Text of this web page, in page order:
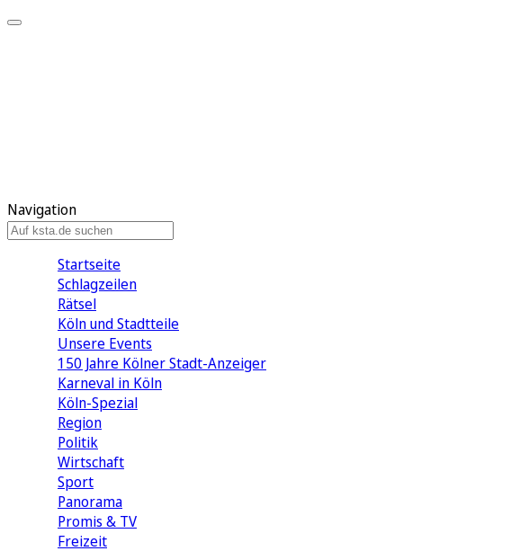
Navigation
Startseite
Schlagzeilen
Rätsel
Köln und Stadtteile
Unsere Events
150 Jahre Kölner Stadt-Anzeiger
Karneval in Köln
Köln-Spezial
Region
Politik
Wirtschaft
Sport
Panorama
Promis & TV
Freizeit